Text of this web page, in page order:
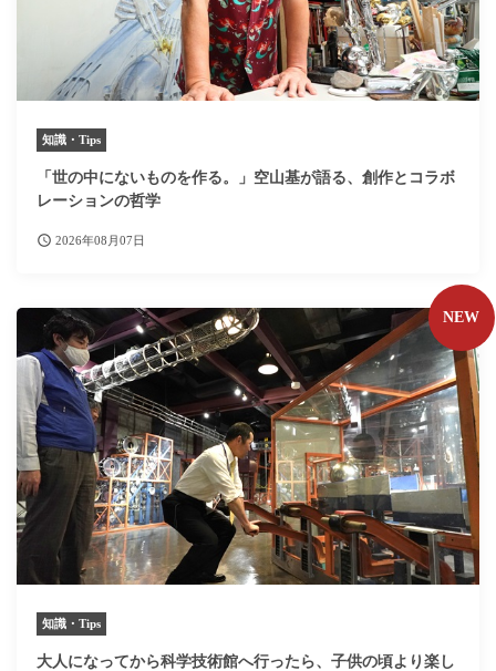
知識・Tips
「世の中にないものを作る。」空山基が語る、創作とコラボ
レーションの哲学
2026年08月07日
知識・Tips
大人になってから科学技術館へ行ったら、子供の頃より楽し
NEW